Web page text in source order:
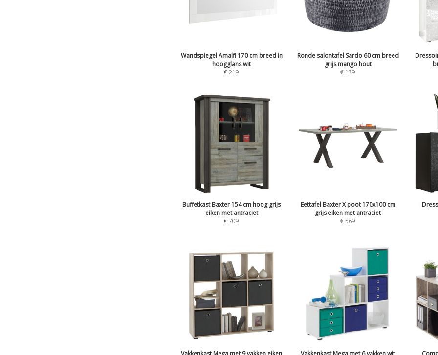
Wandspiegel Amalfi 170 cm breed in
hoogglans wit
€219
Ronde salontafel Sardo 60 cm breed
grijs mango hout
€ 139
Buffetkast Baxter 154 cm hoog grijs
eiken met antraciet
€709
Eettafel Baxter X poot 170x100 cm
grijs eiken met antraciet
€569